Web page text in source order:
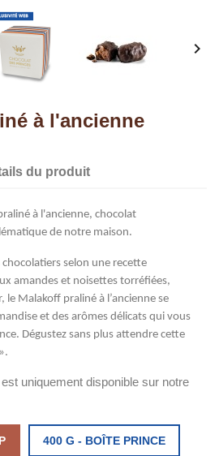

à l'ancienne
du produit
à l'ancienne, chocolat
de notre maison.
chocolatiers selon une recette
amandes et noisettes torréfiées,
le Malakoff praliné à l’ancienne se
et des arômes délicats qui vous
Dégustez sans plus attendre cette
uniquement disponible sur notre
400 G - BOÎTE PRINCE